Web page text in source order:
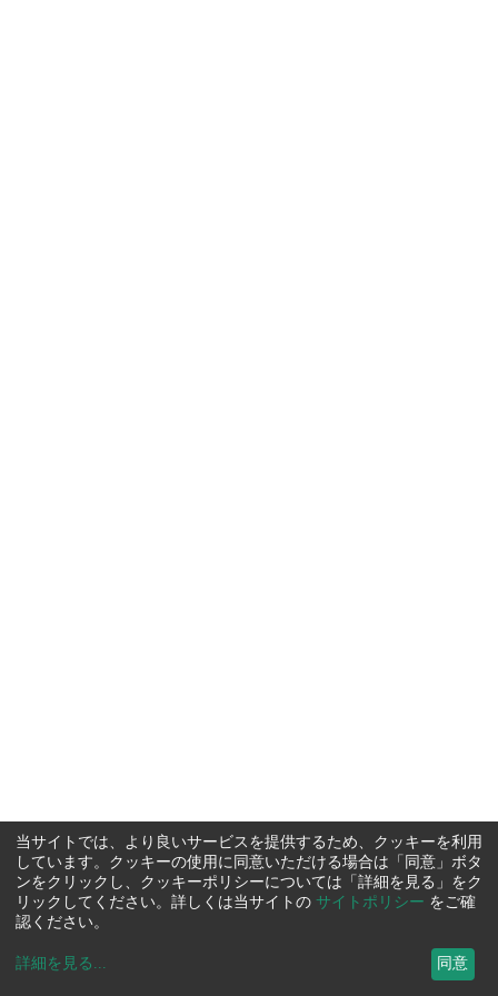
当サイトでは、より良いサービスを提供するため、クッキーを利用
しています。クッキーの使用に同意いただける場合は「同意」ボタ
ンをクリックし、クッキーポリシーについては「詳細を見る」をク
リックしてください。詳しくは当サイトの サイトポリシー をご確
認ください。
詳細を見る ... 同意